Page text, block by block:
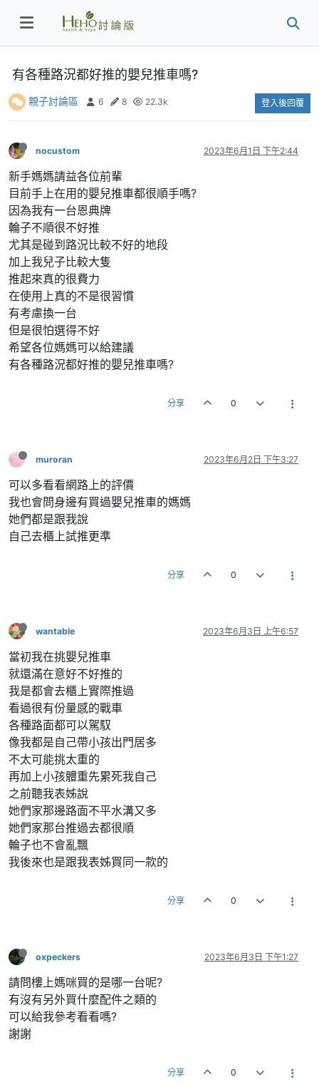
有各種路況都好推的嬰兒推車嗎?
親子討論區 6 8 22.3k 登入後回覆
nocustom 2023年6月1日 下午2:44
新手媽媽請益各位前輩
目前手上在用的嬰兒推車都很順手嗎?
因為我有一台恩典牌
輪子不順很不好推
尤其是碰到路況比較不好的地段
加上我兒子比較大隻
推起來真的很費力
在使用上真的不是很習慣
有考慮換一台
但是很怕選得不好
希望各位媽媽可以給建議
有各種路況都好推的嬰兒推車嗎?
分享 0
muroran 2023年6月2日 下午3:27
可以多看看網路上的評價
我也會問身邊有買過嬰兒推車的媽媽
她們都是跟我說
自己去櫃上試推更準
分享 0
wantable 2023年6月3日 上午6:57
當初我在挑嬰兒推車
就還滿在意好不好推的
我是都會去櫃上實際推過
看過很有份量感的戰車
各種路面都可以駕馭
像我都是自己帶小孩出門居多
不太可能挑太重的
再加上小孩體重先累死我自己
之前聽我表姊說
她們家那邊路面不平水溝又多
她們家那台推過去都很順
輪子也不會亂飄
我後來也是跟我表姊買同一款的
分享 0
oxpeckers 2023年6月3日 下午1:27
請問樓上媽咪買的是哪一台呢?
有沒有另外買什麼配件之類的
可以給我參考看看嗎?
謝謝
分享 0